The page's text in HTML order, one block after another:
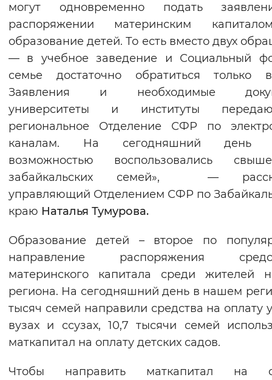
могут одновременно подать
распоряжении материнским
образование детей. То есть вместо двух
— в учебное заведение и Социальный
семье достаточно обратиться только
Заявления и необходимые
университеты и институты
региональное Отделение СФР по
каналам. На сегодняшний день
возможностью воспользовались
забайкальских семей», —
управляющий Отделением СФР по
краю Наталья Тумурова.
Образование детей – второе по
направление распоряжения
материнского капитала среди жителей
региона. На сегодняшний день в нашем
тысяч семей направили средства на оплату
вузах и ссузах, 10,7 тысячи семей
маткапитал на оплату детских садов.
Чтобы направить маткапитал на